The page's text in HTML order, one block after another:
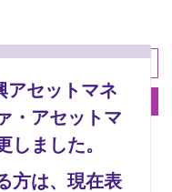
年足
アセットマネ
・アセットマ
しました。
方は、現在表